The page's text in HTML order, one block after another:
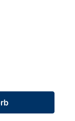
die Schaltflächen